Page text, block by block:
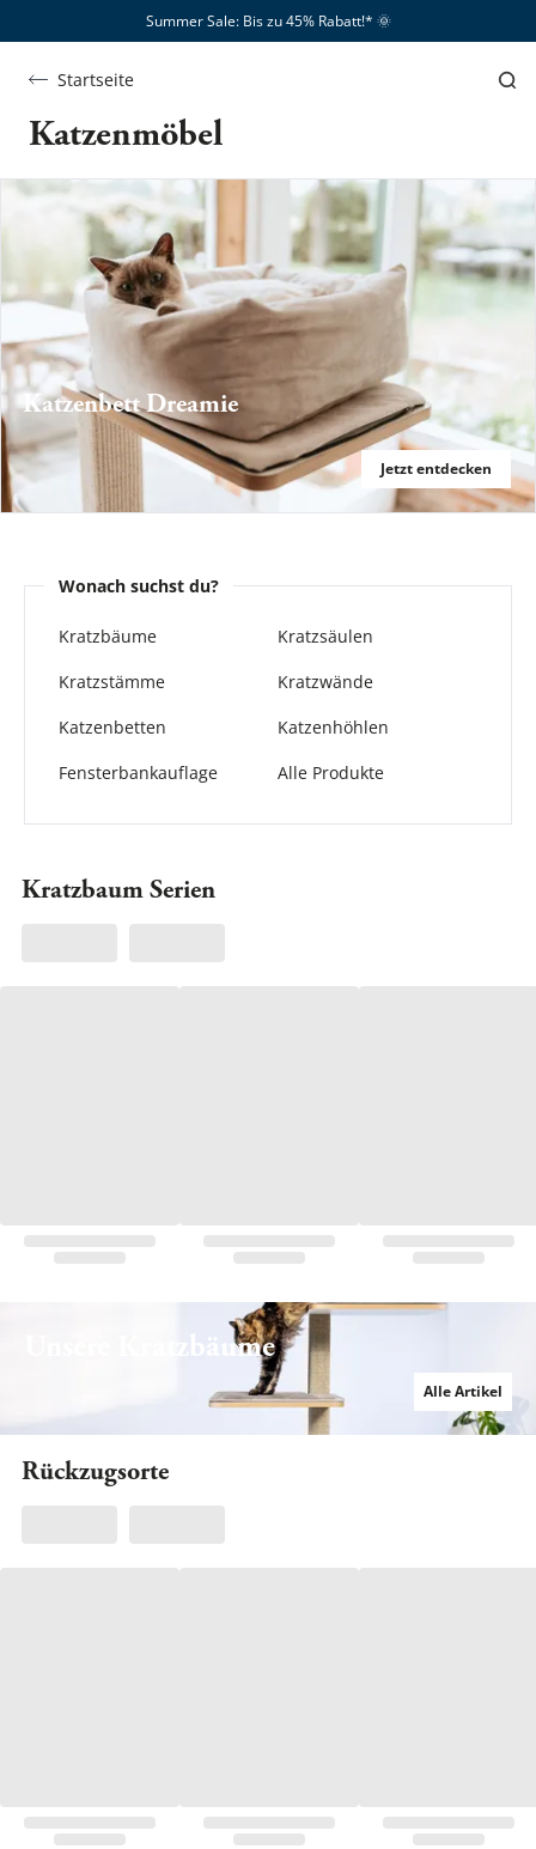
Summer Sale: Bis zu 45% Rabatt!*​ 🌞
Startseite
Katzenmöbel
Katzenbett Dreamie
Jetzt entdecken
Kratzmöbel Cavy
Wonach suchst du?
Kratzbäume
Kratzsäulen
Kratzstämme
Kratzwände
Katzenbetten
Katzenhöhlen
Fensterbankauflage
Alle Produkte
Unsere Kratzbäume
Alle Artikel
Kratzbaum Serien
Rückzugsorte